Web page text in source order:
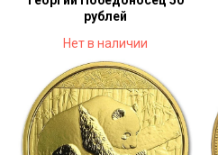
рублей
Нет в наличии